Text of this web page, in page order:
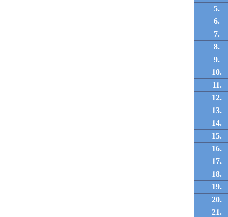
5.
6.
7.
8.
9.
10.
11.
12.
13.
14.
15.
16.
17.
18.
19.
20.
21.